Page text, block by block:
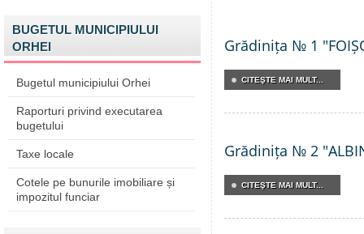
BUGETUL MUNICIPIULUI
ORHEI
Bugetul municipiului Orhei
Raporturi privind executarea
bugetului
Taxe locale
Cotele pe bunurile imobiliare și
impozitul funciar
Grădinița № 1
CITEŞTE MAI MULT...
Grădinița № 2
CITEŞTE MAI MULT...